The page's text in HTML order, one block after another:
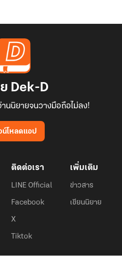
Dek-D
นนิยายจนวางมือถือไม่ลง!
น์โหลดแอป
ติดต่อเรา
LINE Official
Facebook
X
Tiktok
เพิ่มเติม
ข่าวสาร
เขียนนิยาย